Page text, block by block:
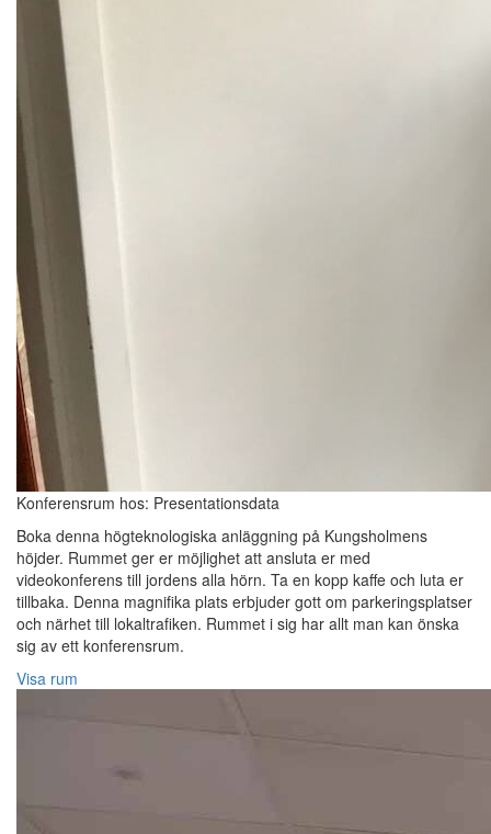
Konferensrum hos: Presentationsdata
Boka denna högteknologiska anläggning på Kungsholmens
höjder. Rummet ger er möjlighet att ansluta er med
videokonferens till jordens alla hörn. Ta en kopp kaffe och luta er
tillbaka. Denna magnifika plats erbjuder gott om parkeringsplatser
och närhet till lokaltrafiken. Rummet i sig har allt man kan önska
sig av ett konferensrum.
Visa rum